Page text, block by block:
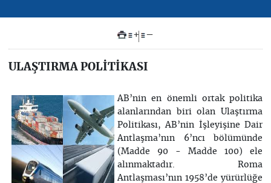
+ –
ULAŞTIRMA POLİTİKASI
AB’nin en önemli ortak politika
alanlarından biri olan Ulaştırma
Politikası, AB’nin İşleyişine Dair
Antlaşma’nın 6’ncı bölümünde
(Madde 90 - Madde 100) ele
alınmaktadır. Roma
Antlaşması’nın 1958’de yürürlüğe